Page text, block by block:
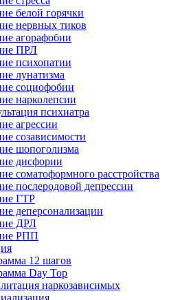
белой горячки
нервных тиков
агорафобии
ПРЛ
психопатии
лунатизма
социофобии
нарколепсии
психиатра
агрессии
созависимости
шопоголизма
дисфории
соматоформного расстройства
послеродовой депрессии
ГТР
деперсонализации
ДРЛ
РПП
12 шагов
Day Top
наркозависимых